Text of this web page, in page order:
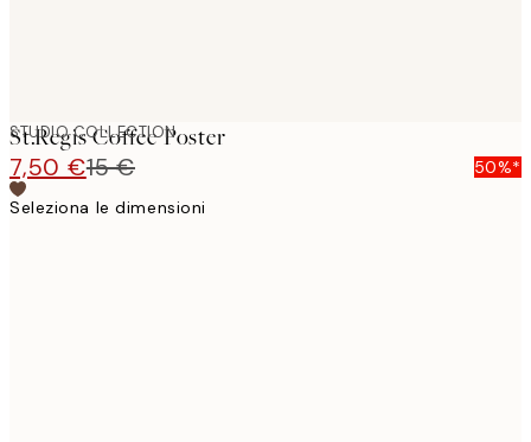
STUDIO COLLECTION
St.Regis Coffee Poster
7,50 €15 €
50%*
Seleziona le dimensioni